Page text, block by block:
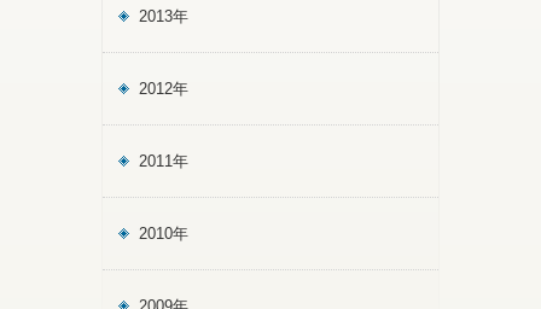
2013年
2012年
2011年
2010年